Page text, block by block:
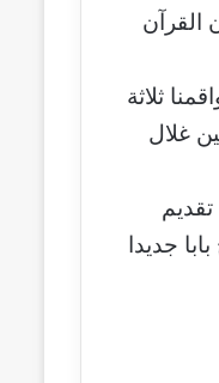
القرآن
على أوضاع 120 ألف عائد موزعين على معسكرات 4 و5 و6، واقمنا ثلاثة
إضافيين للإقبال الكبير. وقدمنا 3 طواحين غلال
جديدا